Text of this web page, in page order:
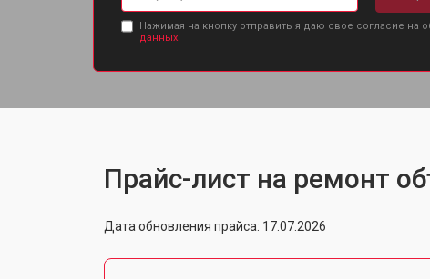
Нажимая на кнопку отправить я даю свое согласие на
данных.
Прайс-лист на ремонт
Дата обновления прайса: 17.07.2026